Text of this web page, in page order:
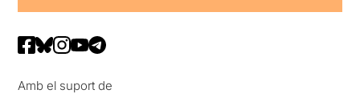
Amb el suport de